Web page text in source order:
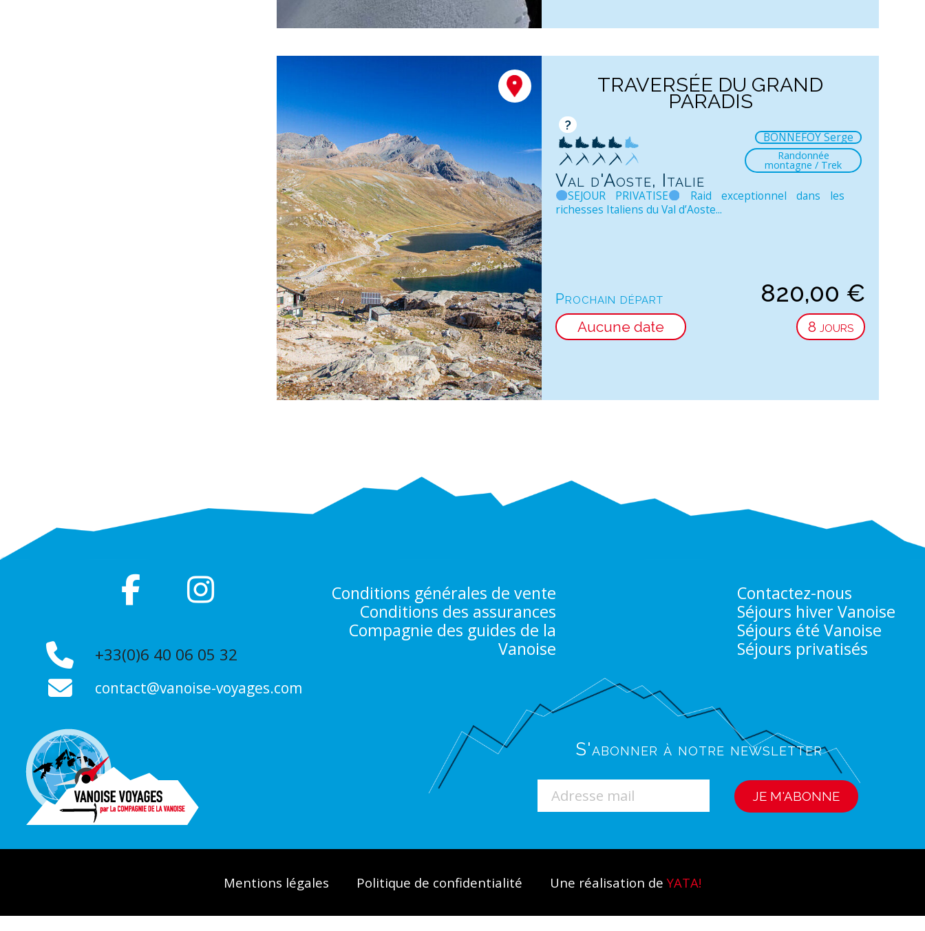
TRAVERSÉE DU GRAND
PARADIS
?
Val d'Aoste, Italie
BONNEFOY Serge
Randonnée
montagne / Trek
SEJOUR PRIVATISE
Raid exceptionnel dans les
richesses Italiens du Val d’Aoste...
Prochain départ
Aucune date
820,00 €
8 jours
+33(0)6 40 06 05 32
contact@vanoise-voyages.com
Conditions générales de vente
Conditions des assurances
Compagnie des guides de la
Vanoise
Contactez-nous
Séjours hiver Vanoise
Séjours été Vanoise
Séjours privatisés
S'abonner à notre newsletter
Mentions légales Politique de confidentialité Une réalisation deYATA!